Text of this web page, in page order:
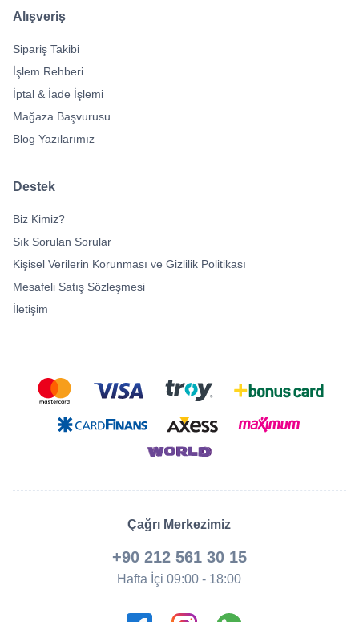
Alışveriş
Sipariş Takibi
İşlem Rehberi
İptal & İade İşlemi
Mağaza Başvurusu
Blog Yazılarımız
Destek
Biz Kimiz?
Sık Sorulan Sorular
Kişisel Verilerin Korunması ve Gizlilik Politikası
Mesafeli Satış Sözleşmesi
İletişim
Çağrı Merkezimiz
+90 212 561 30 15
Hafta İçi 09:00 - 18:00